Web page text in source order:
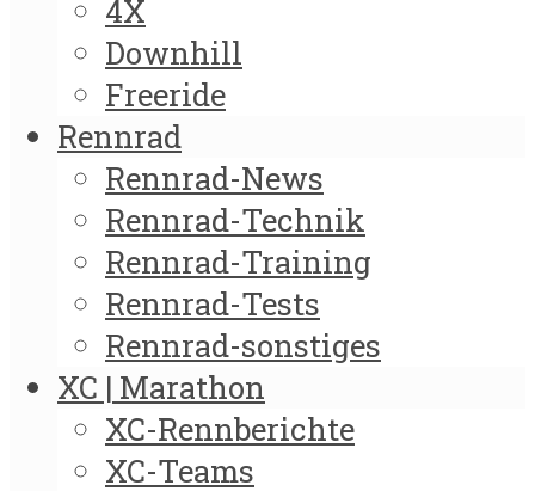
4X
Downhill
Freeride
Rennrad
Rennrad-News
Rennrad-Technik
Rennrad-Training
Rennrad-Tests
Rennrad-sonstiges
XC | Marathon
XC-Rennberichte
XC-Teams